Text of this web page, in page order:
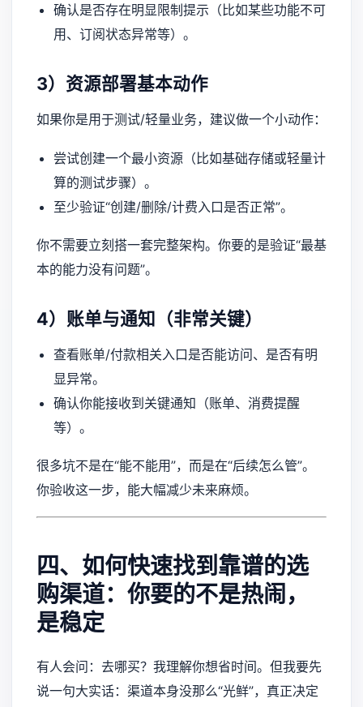
确认是否存在明显限制提示（比如某些功能不可
用、订阅状态异常等）。
3）资源部署基本动作
如果你是用于测试/轻量业务，建议做一个小动作：
尝试创建一个最小资源（比如基础存储或轻量计
算的测试步骤）。
至少验证“创建/删除/计费入口是否正常”。
你不需要立刻搭一套完整架构。你要的是验证“最基
本的能力没有问题”。
4）账单与通知（非常关键）
查看账单/付款相关入口是否能访问、是否有明
显异常。
确认你能接收到关键通知（账单、消费提醒
等）。
很多坑不是在“能不能用”，而是在“后续怎么管”。
你验收这一步，能大幅减少未来麻烦。
四、如何快速找到靠谱的选
购渠道：你要的不是热闹，
是稳定
有人会问：去哪买？我理解你想省时间。但我要先
说一句大实话：渠道本身没那么“光鲜”，真正决定